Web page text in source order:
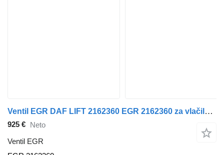
Ventil EGR DAF LIFT 2162360 EGR 2162360 za vlačilec DAF XF 106
925 € Neto
Ventil EGR